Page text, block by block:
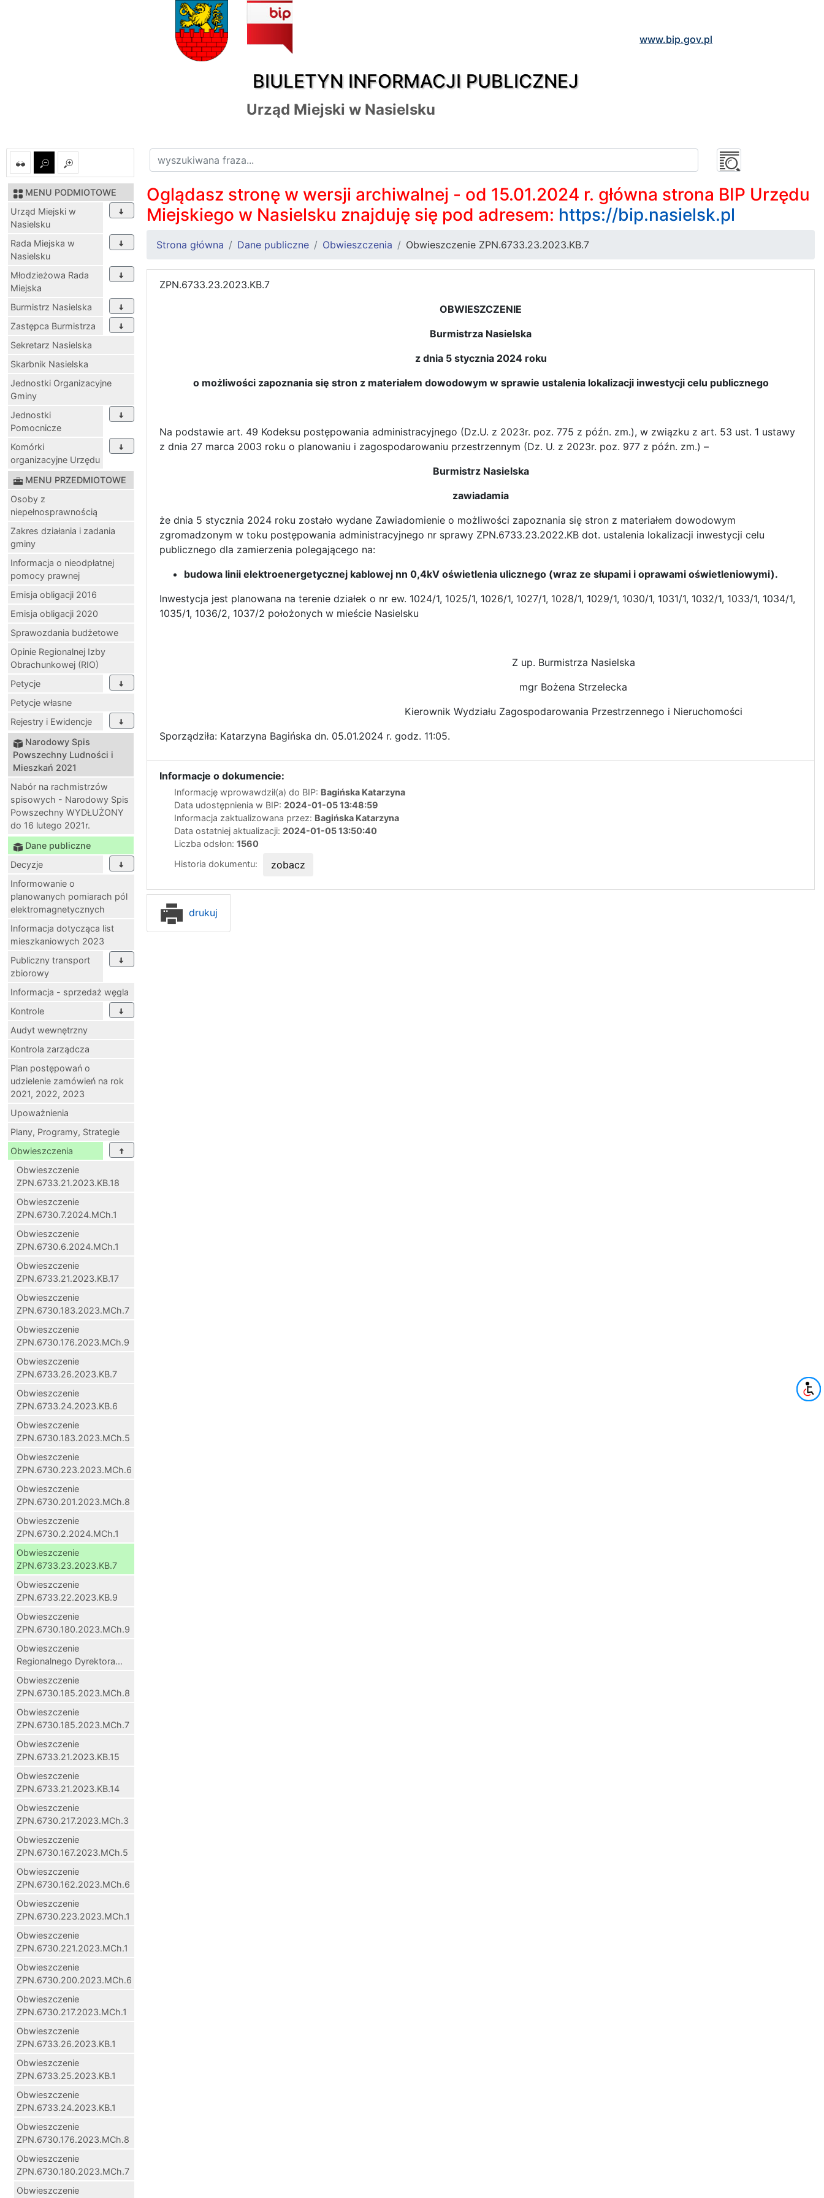
BIULETYN INFORMACJI PUBLICZNEJ
www.bip.gov.pl
Urząd Miejski w Nasielsku
MENU PODMIOTOWE
Urząd Miejski w
Nasielsku
Rada Miejska w
Nasielsku
Młodzieżowa Rada
Miejska
Burmistrz Nasielska
Zastępca Burmistrza
Sekretarz Nasielska
Skarbnik Nasielska
Jednostki Organizacyjne
Gminy
Jednostki
Pomocnicze
Komórki
organizacyjne Urzędu
MENU PRZEDMIOTOWE
Osoby z
niepełnosprawnością
Zakres działania i zadania
gminy
Informacja o nieodpłatnej
pomocy prawnej
Emisja obligacji 2016
Emisja obligacji 2020
Sprawozdania budżetowe
Opinie Regionalnej Izby
Obrachunkowej (RIO)
Petycje
Petycje własne
Rejestry i Ewidencje
Narodowy Spis
Powszechny Ludności i
Mieszkań 2021
Nabór na rachmistrzów
spisowych - Narodowy Spis
Powszechny WYDŁUŻONY
do 16 lutego 2021r.
Dane publiczne
Decyzje
Informowanie o
planowanych pomiarach pól
elektromagnetycznych
Informacja dotycząca list
mieszkaniowych 2023
Publiczny transport
zbiorowy
Informacja - sprzedaż węgla
Kontrole
Audyt wewnętrzny
Kontrola zarządcza
Plan postępowań o
udzielenie zamówień na rok
2021, 2022, 2023
Upoważnienia
Plany, Programy, Strategie
Obwieszczenia
Obwieszczenie
ZPN.6733.21.2023.KB.18
Obwieszczenie
ZPN.6730.7.2024.MCh.1
Obwieszczenie
ZPN.6730.6.2024.MCh.1
Obwieszczenie
ZPN.6733.21.2023.KB.17
Obwieszczenie
ZPN.6730.183.2023.MCh.7
Obwieszczenie
ZPN.6730.176.2023.MCh.9
Obwieszczenie
ZPN.6733.26.2023.KB.7
Obwieszczenie
ZPN.6733.24.2023.KB.6
Obwieszczenie
ZPN.6730.183.2023.MCh.5
Obwieszczenie
ZPN.6730.223.2023.MCh.6
Obwieszczenie
ZPN.6730.201.2023.MCh.8
Obwieszczenie
ZPN.6730.2.2024.MCh.1
Obwieszczenie
ZPN.6733.23.2023.KB.7
Obwieszczenie
ZPN.6733.22.2023.KB.9
Obwieszczenie
ZPN.6730.180.2023.MCh.9
Obwieszczenie
Regionalnego Dyrektora...
Obwieszczenie
ZPN.6730.185.2023.MCh.8
Obwieszczenie
ZPN.6730.185.2023.MCh.7
Obwieszczenie
ZPN.6733.21.2023.KB.15
Obwieszczenie
ZPN.6733.21.2023.KB.14
Obwieszczenie
ZPN.6730.217.2023.MCh.3
Obwieszczenie
ZPN.6730.167.2023.MCh.5
Obwieszczenie
ZPN.6730.162.2023.MCh.6
Obwieszczenie
ZPN.6730.223.2023.MCh.1
Obwieszczenie
ZPN.6730.221.2023.MCh.1
Obwieszczenie
ZPN.6730.200.2023.MCh.6
Obwieszczenie
ZPN.6730.217.2023.MCh.1
Obwieszczenie
ZPN.6733.26.2023.KB.1
Obwieszczenie
ZPN.6733.25.2023.KB.1
Obwieszczenie
ZPN.6733.24.2023.KB.1
Obwieszczenie
ZPN.6730.176.2023.MCh.8
Obwieszczenie
ZPN.6730.180.2023.MCh.7
Obwieszczenie
Oglądasz stronę w wersji archiwalnej - od 15.01.2024 r. główna strona BIP Urzędu
Miejskiego w Nasielsku znajduję się pod adresem: https://bip.nasielsk.pl
Strona główna Dane publiczne Obwieszczenia Obwieszczenie ZPN.6733.23.2023.KB.7
ZPN.6733.23.2023.KB.7
OBWIESZCZENIE
Burmistrza Nasielska
z dnia 5 stycznia 2024 roku
o możliwości zapoznania się stron z materiałem dowodowym w sprawie ustalenia lokalizacji inwestycji celu publicznego
Na podstawie art. 49 Kodeksu postępowania administracyjnego (Dz.U. z 2023r. poz. 775 z późn. zm.), w związku z art. 53 ust. 1 ustawy
z dnia 27 marca 2003 roku o planowaniu i zagospodarowaniu przestrzennym (Dz. U. z 2023r. poz. 977 z późn. zm.) –
Burmistrz Nasielska
zawiadamia
że dnia 5 stycznia 2024 roku zostało wydane Zawiadomienie o możliwości zapoznania się stron z materiałem dowodowym
zgromadzonym w toku postępowania administracyjnego nr sprawy ZPN.6733.23.2022.KB dot. ustalenia lokalizacji inwestycji celu
publicznego dla zamierzenia polegającego na:
budowa linii elektroenergetycznej kablowej nn 0,4kV oświetlenia ulicznego (wraz ze słupami i oprawami oświetleniowymi).
Inwestycja jest planowana na terenie działek o nr ew. 1024/1, 1025/1, 1026/1, 1027/1, 1028/1, 1029/1, 1030/1, 1031/1, 1032/1, 1033/1, 1034/1,
1035/1, 1036/2, 1037/2 położonych w mieście Nasielsku
Z up. Burmistrza Nasielska
mgr Bożena Strzelecka
Kierownik Wydziału Zagospodarowania Przestrzennego i Nieruchomości
Sporządziła: Katarzyna Bagińska dn. 05.01.2024 r. godz. 11:05.
Informacje o dokumencie:
Informację wprowawdził(a) do BIP: Bagińska Katarzyna
Data udostępnienia w BIP: 2024-01-05 13:48:59
Informacja zaktualizowana przez: Bagińska Katarzyna
Data ostatniej aktualizacji: 2024-01-05 13:50:40
Liczba odsłon: 1560
Historia dokumentu:
zobacz
drukuj